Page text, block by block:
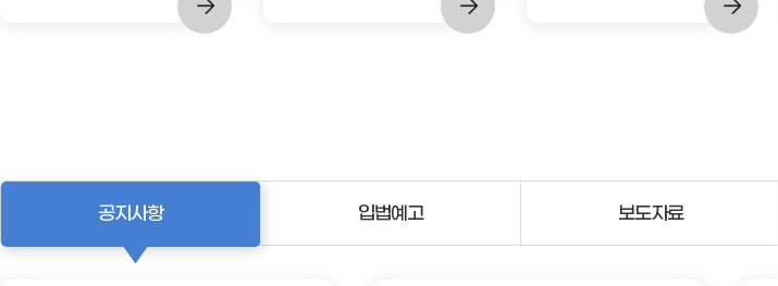
공지사항 입법예고 보도자료